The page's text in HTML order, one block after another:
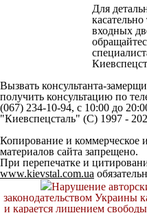
Для
входных
Вызвать консультанта-
получить консультацию по
(067) 234-10-94, с 10:00 до
"Киевспецсталь" (C) 1997 -
Копирование и коммерческое
материалов сайта запрещено.
При перепечатке и
www.kievstal.com.ua
Нарушение
законодательством Украины
и карается лишением